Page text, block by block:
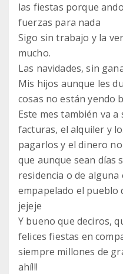
las fiestas porque
fuerzas para nada
Sigo sin trabajo y la
mucho.
Las navidades, sin
Mis hijos aunque les
cosas no están yendo
Este mes también va
facturas, el alquiler y
pagarlos y el dinero
que aunque sean días
residencia o de
empapelado el pueblo
jejeje
Y bueno que deciros,
felices fiestas en
siempre millones de
ahí!!!